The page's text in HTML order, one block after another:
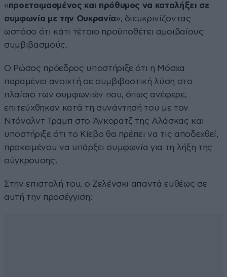
«προετοιμασμένος και πρόθυμος να καταλήξει σε
συμφωνία με την Ουκρανία», διευκρινίζοντας
ωστόσο ότι κάτι τέτοιο προϋποθέτει αμοιβαίους
συμβιβασμούς.
Ο Ρώσος πρόεδρος υποστήριξε ότι η Μόσχα
παραμένει ανοιχτή σε συμβιβαστική λύση στο
πλαίσιο των συμφωνιών που, όπως ανέφερε,
επιτεύχθηκαν κατά τη συνάντησή του με τον
Ντόναλντ Τραμπ στο Άνκορατζ της Αλάσκας και
υποστήριξε ότι το Κίεβο θα πρέπει να τις αποδεχθεί,
προκειμένου να υπάρξει συμφωνία για τη λήξη της
σύγκρουσης.
Στην επιστολή του, ο Ζελένσκι απαντά ευθέως σε
αυτή την προσέγγιση: